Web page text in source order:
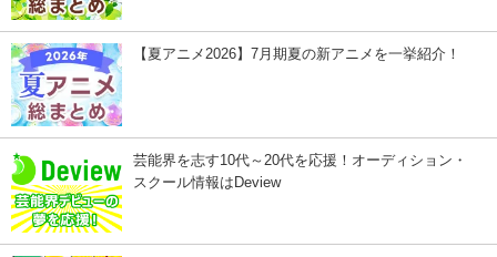
【夏アニメ2026】7月期夏の新アニメを一挙紹介！
芸能界を志す10代～20代を応援！オーディション・
スクール情報はDeview